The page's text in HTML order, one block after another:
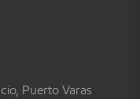
Puerto Varas